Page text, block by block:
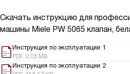
Скачать инструкцию для
машины Miele PW 5065 клапан,
Инструкция по эксплуатации 1
PDF, 2.03 MB
Инструкция по эксплуатации 2